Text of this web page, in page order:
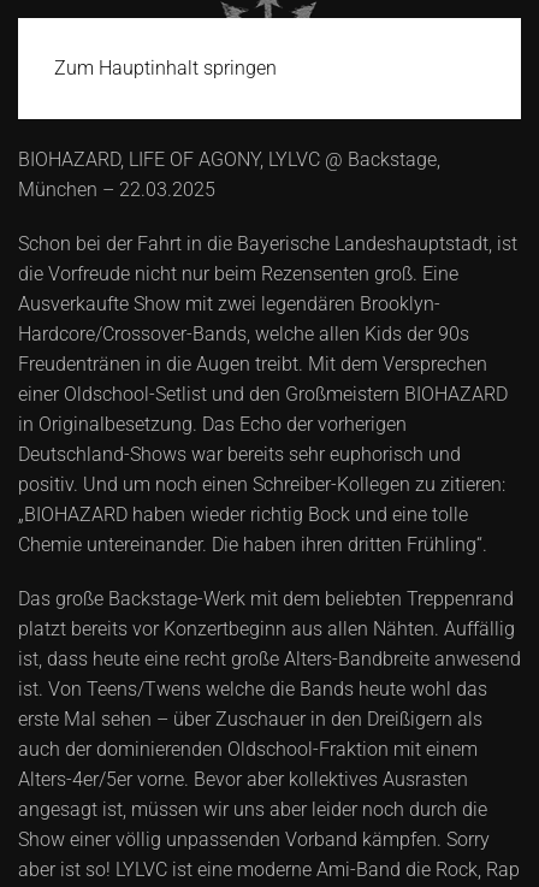
Zum Hauptinhalt springen
BIOHAZARD, LIFE OF AGONY, LYLVC @ Backstage,
München – 22.03.2025
Schon bei der Fahrt in die Bayerische Landeshauptstadt, ist
die Vorfreude nicht nur beim Rezensenten groß. Eine
Ausverkaufte Show mit zwei legendären Brooklyn-
Hardcore/Crossover-Bands, welche allen Kids der 90s
Freudentränen in die Augen treibt. Mit dem Versprechen
einer Oldschool-Setlist und den Großmeistern BIOHAZARD
in Originalbesetzung. Das Echo der vorherigen
Deutschland-Shows war bereits sehr euphorisch und
positiv. Und um noch einen Schreiber-Kollegen zu zitieren:
„BIOHAZARD haben wieder richtig Bock und eine tolle
Chemie untereinander. Die haben ihren dritten Frühling“.
Das große Backstage-Werk mit dem beliebten Treppenrand
platzt bereits vor Konzertbeginn aus allen Nähten. Auffällig
ist, dass heute eine recht große Alters-Bandbreite anwesend
ist. Von Teens/Twens welche die Bands heute wohl das
erste Mal sehen – über Zuschauer in den Dreißigern als
auch der dominierenden Oldschool-Fraktion mit einem
Alters-4er/5er vorne. Bevor aber kollektives Ausrasten
angesagt ist, müssen wir uns aber leider noch durch die
Show einer völlig unpassenden Vorband kämpfen. Sorry
aber ist so! LYLVC ist eine moderne Ami-Band die Rock, Rap